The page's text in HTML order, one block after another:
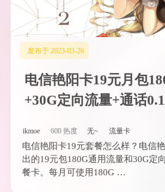
发布于 2023-03-26
电信艳阳卡19元月包
+30G定向流量+通话
ikmoe 600 热度 无~ 流量卡
电信艳阳卡19元套餐怎么样？电信
出的19元包180G通用流量和30G定
餐卡。每月可使用180G …